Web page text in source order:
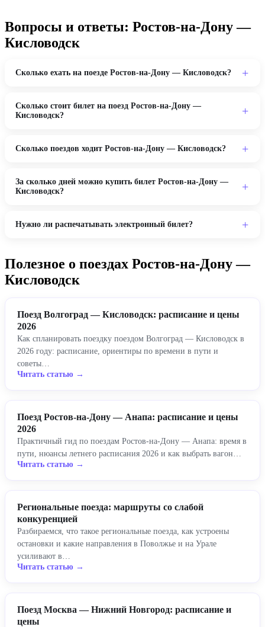
Вопросы и ответы: Ростов-на-Дону —
Кисловодск
Сколько ехать на поезде Ростов-на-Дону — Кисловодск?
Сколько стоит билет на поезд Ростов-на-Дону —
Кисловодск?
Сколько поездов ходит Ростов-на-Дону — Кисловодск?
За сколько дней можно купить билет Ростов-на-Дону —
Кисловодск?
Нужно ли распечатывать электронный билет?
Полезное о поездах Ростов-на-Дону —
Кисловодск
Поезд Волгоград — Кисловодск: расписание и цены
2026
Как спланировать поездку поездом Волгоград — Кисловодск в
2026 году: расписание, ориентиры по времени в пути и
советы…
Читать статью →
Поезд Ростов-на-Дону — Анапа: расписание и цены
2026
Практичный гид по поездам Ростов-на-Дону — Анапа: время в
пути, нюансы летнего расписания 2026 и как выбрать вагон…
Читать статью →
Региональные поезда: маршруты со слабой
конкуренцией
Разбираемся, что такое региональные поезда, как устроены
остановки и какие направления в Поволжье и на Урале
усиливают в…
Читать статью →
Поезд Москва — Нижний Новгород: расписание и
цены